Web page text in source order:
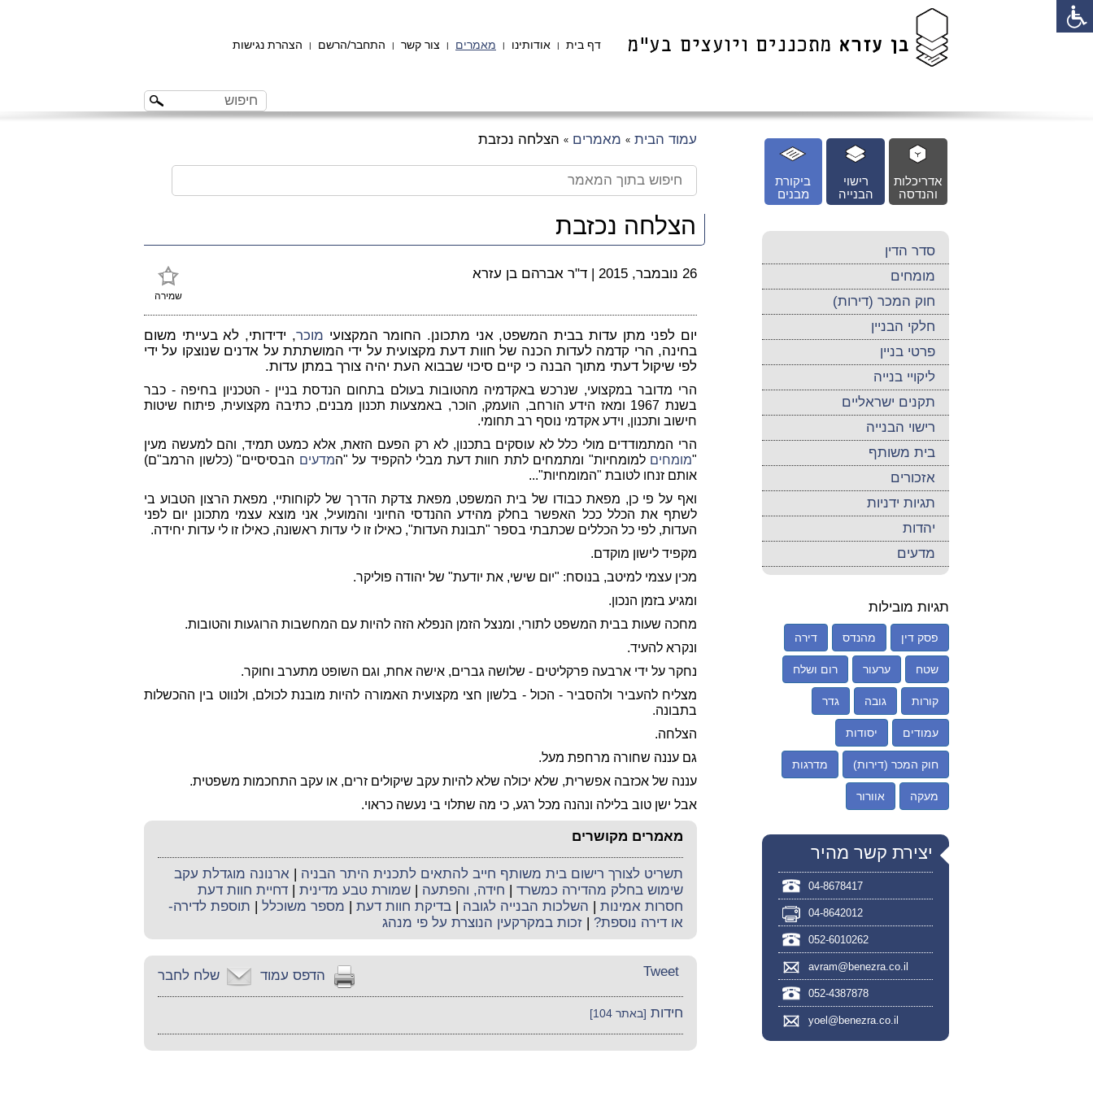
דף בית | אודותינו | מאמרים | צור קשר | התחבר/הרשם | הצהרת נגישות
עמוד הבית » מאמרים » הצלחה נכזבת
הצלחה נכזבת
שמירה
26 נובמבר, 2015 | ד"ר אברהם בן עזרא
יום לפני מתן עדות בבית המשפט, אני מתכונן. החומר המקצועי מוכר, ידידותי, לא בעייתי משום
בחינה, הרי קדמה לעדות הכנה של חוות דעת מקצועית על ידי המושתתת על אדנים שנוצקו על ידי
לפי שיקול דעתי מתוך הבנה כי קיים סיכוי שבבוא העת יהיה צורך במתן עדות.
הרי מדובר במקצועי, שנרכש באקדמיה מהטובות בעולם בתחום הנדסת בניין - הטכניון בחיפה - כבר
בשנת 1967 ומאז הידע הורחב, הועמק, הוכר, באמצעות תכנון מבנים, כתיבה מקצועית, פיתוח שיטות
חישוב ותכנון, וידע אקדמי נוסף רב תחומי.
הרי המתמודדים מולי כלל לא עוסקים בתכנון, לא רק הפעם הזאת, אלא כמעט תמיד, והם למעשה מעין
"מומחים למומחיות" ומתמחים לתת חוות דעת מבלי להקפיד על "המדעים הבסיסיים" (כלשון הרמב"ם)
אותם זנחו לטובת "המומחיות"...
ואף על פי כן, מפאת כבודו של בית המשפט, מפאת צדקת הדרך של לקוחותיי, מפאת הרצון הטבוע בי
לשתף את הכלל ככל האפשר בחלק מהידע ההנדסי החיוני והמועיל, אני מוצא עצמי מתכונן יום לפני
העדות, לפי כל הכללים שכתבתי בספר "תבונת העדות", כאילו זו לי עדות ראשונה, כאילו זו לי עדות יחידה.
מקפיד לישון מוקדם.
מכין עצמי למיטב, בנוסח: "יום שישי, את יודעת" של יהודה פוליקר.
ומגיע בזמן הנכון.
מחכה שעות בבית המשפט לתורי, ומנצל הזמן הנפלא הזה להיות עם המחשבות הרוגעות והטובות.
ונקרא להעיד.
נחקר על ידי ארבעה פרקליטים - שלושה גברים, אישה אחת, וגם השופט מתערב וחוקר.
מצליח להעביר ולהסביר - הכול - בלשון חצי מקצועית האמורה להיות מובנת לכולם, ולנווט בין ההכשלות
בתבונה.
הצלחה.
גם עננה שחורה מרחפת מעל.
עננה של אכזבה אפשרית, שלא יכולה שלא להיות עקב שיקולים זרים, או עקב התחכמות משפטית.
אבל ישן טוב בלילה ונהנה מכל רגע, כי מה שתלוי בי נעשה כראוי.
מאמרים מקושרים
תשריט לצורך רישום בית משותף חייב להתאים לתכנית היתר הבניה | ארנונה מוגדלת עקב
שימוש בחלק מהדירה כמשרד | חידה, והפתעה | שמורת טבע מדינית | דחיית חוות דעת
חסרות אמינות | השלכות הבנייה לגובה | בדיקת חוות דעת | מספר משוכלל | תוספת לדירה-
או דירה נוספת? | זכות במקרקעין הנוצרת על פי מנהג
שלח לחבר הדפס עמוד Tweet
חידות [באתר 104]
ביקורת
מבנים
רישוי
הבנייה
אדריכלות
והנדסה
סדר הדין
מומחים
חוק המכר (דירות)
חלקי הבניין
פרטי בניין
ליקויי בנייה
תקנים ישראליים
רישוי הבנייה
בית משותף
אזכורים
תגיות ידניות
יהדות
מדעים
תגיות מובילות
פסק דין מהנדס דירה
שטח ערעור רום ושלח
קורות גובה גדר
עמודים יסודות
חוק המכר (דירות) מדרגות
מעקה אוורור
יצירת קשר מהיר
04-8678417
04-8642012
052-6010262
avram@benezra.co.il
052-4387878
yoel@benezra.co.il